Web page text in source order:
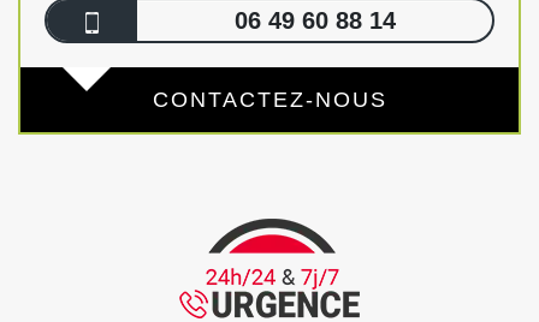
06 49 60 88 14
CONTACTEZ-NOUS